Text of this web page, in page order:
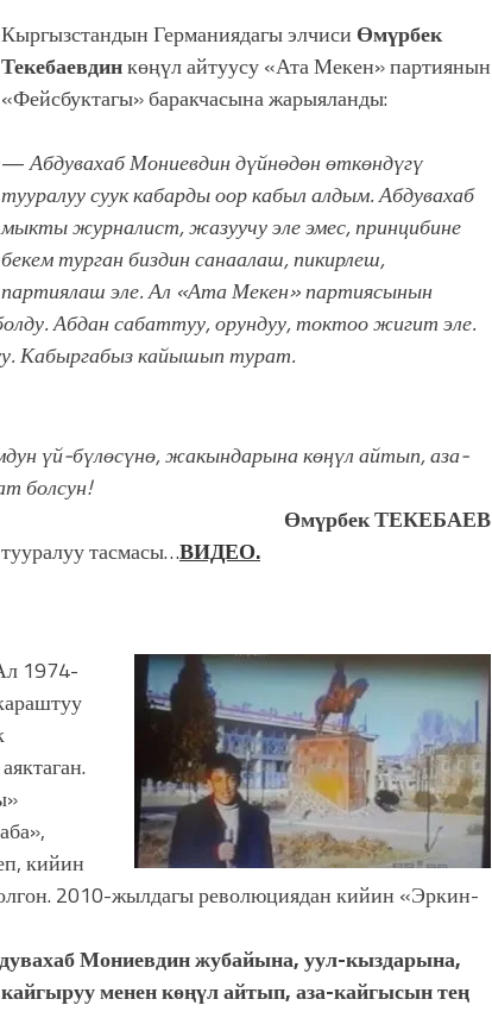
Кыргызстандын Германиядагы элчиси Өмүрбек
Текебаевдинкөңүл айтуусу «Ата Мекен» партиянын
«Фейсбуктагы» баракчасына жарыяланды:
—Абдувахаб Мониевдин дүйнөдөн өткөндүгү
тууралуу суук кабарды оор кабыл алдым.Абдувахаб
мыкты журналист, жазуучу эле эмес, принцибине
бекем турган биздин санаалаш, пикирлеш,
партиялаш эле. Ал «Ата Мекен» партиясынын
Абдан сабаттуу, орундуу, токтоо жигит эле.
Кабыргабыз кайышып турат.
үй-бүлөсүнө, жакындарына көңүл айтып, аза-
болсун!
Өмүрбек ТЕКЕБАЕВ
тасмасы…ВИДЕО.
1974-
кийин
2010-жылдагы революциядан кийин «Эркин-
Мониевдин жубайына, уул-кыздарына,
менен көңүл айтып, аза-кайгысын тең